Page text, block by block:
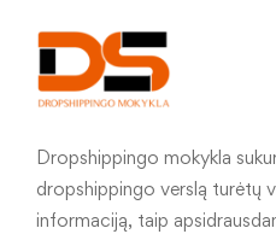
Dropshippingo mokykla
dropshippingo verslą turėtų
informaciją, taip